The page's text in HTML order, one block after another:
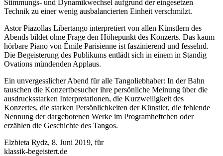
Stimmungs- und Dynamikwechsel aufgrund der eingesetzen
Technik zu einer wenig ausbalancierten Einheit verschmilzt.
Astor Piazollas Libertango interpretiert von allen Künstlern des
Abends bildet ohne Frage den Höhepunkt des Konzerts. Das kaum
hörbare Piano von Émile Parisienne ist faszinierend und fesselnd.
Die Begeisterung des Publikums entlädt sich in einem in Standig
Ovations mündenden Applaus.
Ein unvergesslicher Abend für alle Tangoliebhaber: In der Bahn
tauschen die Konzertbesucher ihre persönliche Meinung über die
ausdrucksstarken Interpretationen, die Kurzweiligkeit des
Konzertes, die starken Persönlichkeiten der Künstler, die fehlende
Nennung der dargebotenen Werke im Programheftchen oder
erzählen die Geschichte des Tangos.
Elzbieta Rydz, 8. Juni 2019, für
klassik-begeistert.de